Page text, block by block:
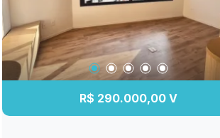
R$ 290.000,00 V